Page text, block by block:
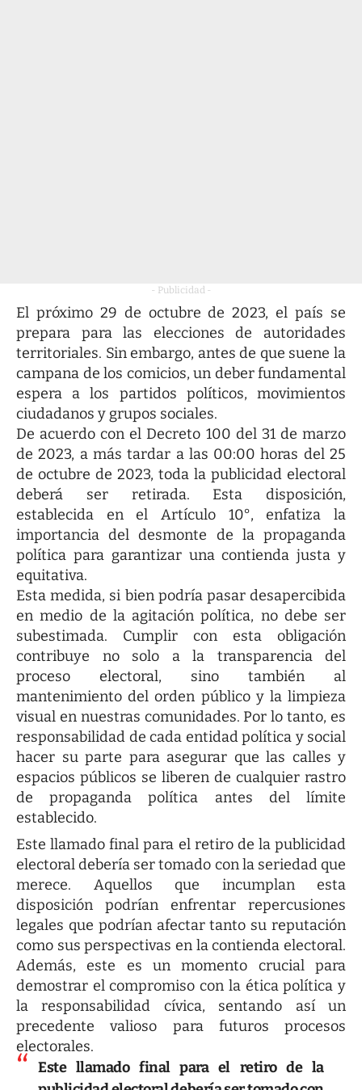
- Publicidad -
El próximo 29 de octubre de 2023, el país se
prepara para las elecciones de autoridades
territoriales. Sin embargo, antes de que suene la
campana de los comicios, un deber fundamental
espera a los partidos políticos, movimientos
ciudadanos y grupos sociales.
De acuerdo con el Decreto 100 del 31 de marzo
de 2023, a más tardar a las 00:00 horas del 25
de octubre de 2023, toda la publicidad electoral
deberá ser retirada. Esta disposición,
establecida en el Artículo 10°, enfatiza la
importancia del desmonte de la propaganda
política para garantizar una contienda justa y
equitativa.
Esta medida, si bien podría pasar desapercibida
en medio de la agitación política, no debe ser
subestimada. Cumplir con esta obligación
contribuye no solo a la transparencia del
proceso electoral, sino también al
mantenimiento del orden público y la limpieza
visual en nuestras comunidades. Por lo tanto, es
responsabilidad de cada entidad política y social
hacer su parte para asegurar que las calles y
espacios públicos se liberen de cualquier rastro
de propaganda política antes del límite
establecido.
Este llamado final para el retiro de la publicidad
electoral debería ser tomado con la seriedad que
merece. Aquellos que incumplan esta
disposición podrían enfrentar repercusiones
legales que podrían afectar tanto su reputación
como sus perspectivas en la contienda electoral.
Además, este es un momento crucial para
demostrar el compromiso con la ética política y
la responsabilidad cívica, sentando así un
precedente valioso para futuros procesos
electorales.
Este llamado final para el retiro de la